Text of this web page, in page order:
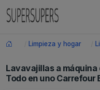
Limpieza y hogar
Lavavajillas a
Todo en uno Carrefour